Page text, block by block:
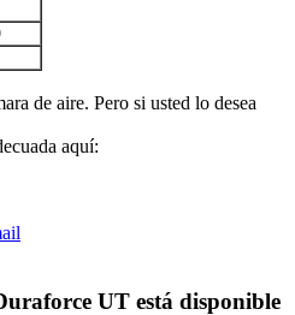
de aire. Pero si usted lo desea
aquí:
UT está disponible